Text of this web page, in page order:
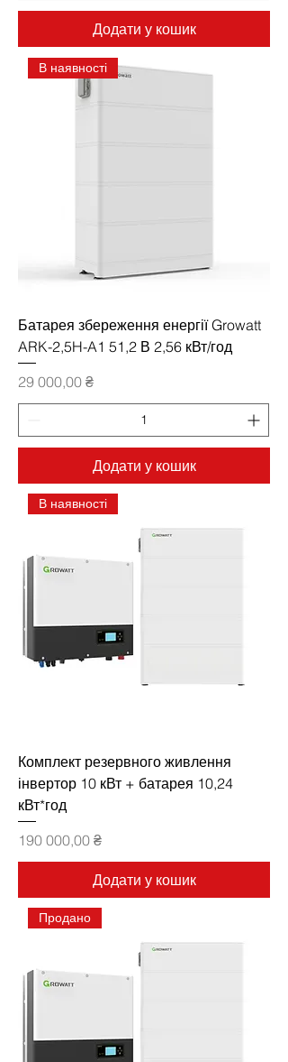
Додати у кошик
В наявності
Батарея збереження енергії Growatt
ARK-2,5H-A1 51,2 В 2,56 кВт/год
Ціна
29 000,00 ₴
Додати у кошик
В наявності
Комплект резервного живлення
інвертор 10 кВт + батарея 10,24
кВт*год
Ціна
190 000,00 ₴
Додати у кошик
Продано